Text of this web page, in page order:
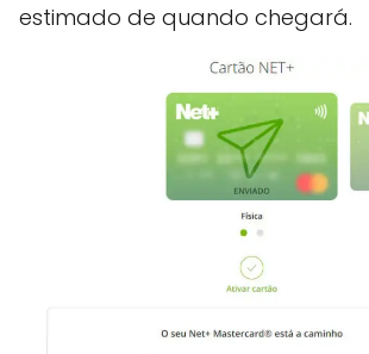
estimado de quando chegará.